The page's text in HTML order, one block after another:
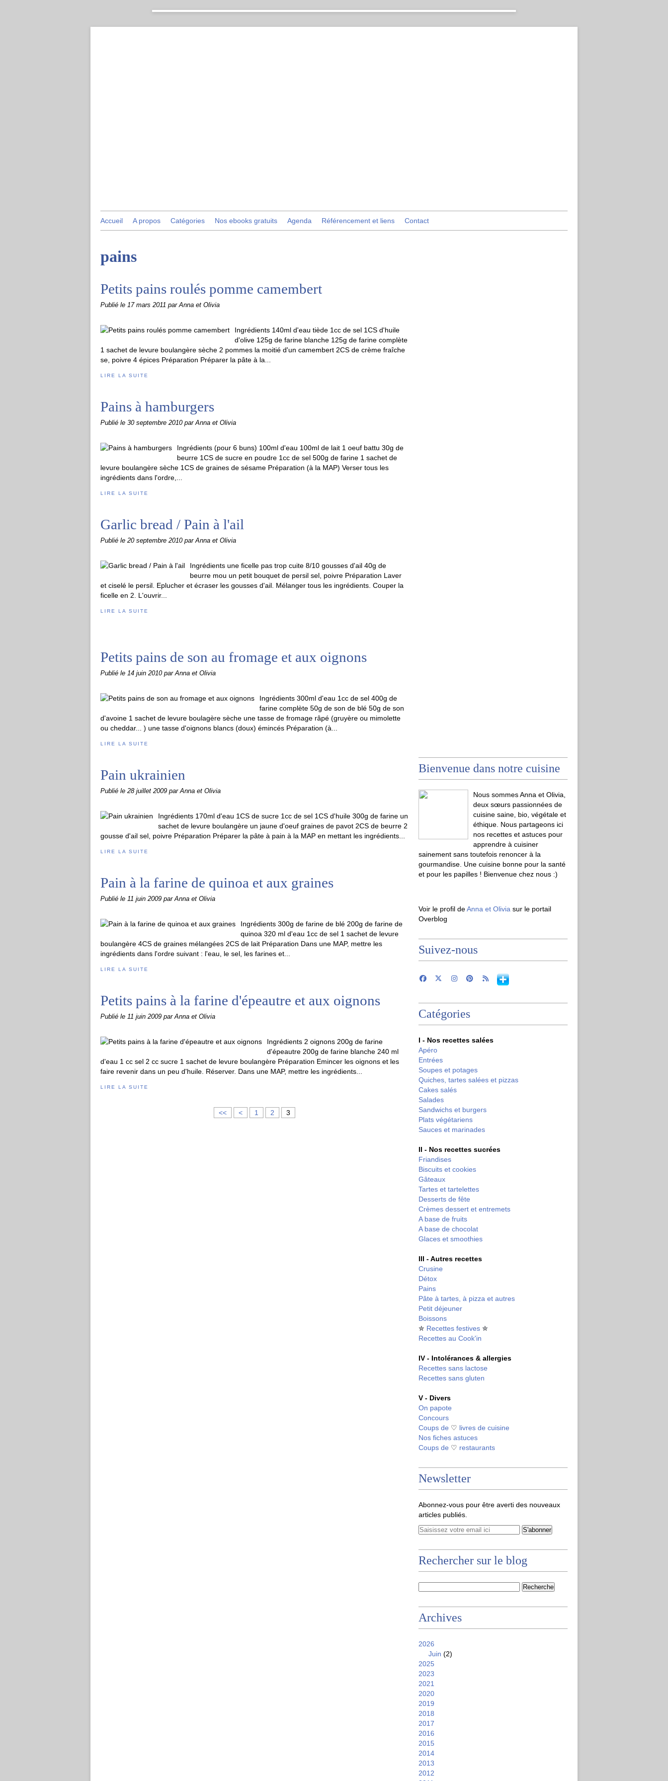
Accueil A propos Catégories Nos ebooks gratuits Agenda Référencement et liens Contact
pains
Petits pains roulés pomme camembert
Publié le 17 mars 2011 par Anna et Olivia
Ingrédients 140ml d'eau tiède 1cc de sel 1CS d'huile
d'olive 125g de farine blanche 125g de farine complète
1 sachet de levure boulangère sèche 2 pommes la moitié d'un camembert 2CS de crème fraîche
se, poivre 4 épices Préparation Préparer la pâte à la...
LIRE LA SUITE
Pains à hamburgers
Publié le 30 septembre 2010 par Anna et Olivia
Ingrédients (pour 6 buns) 100ml d'eau 100ml de lait 1 oeuf battu 30g de
beurre 1CS de sucre en poudre 1cc de sel 500g de farine 1 sachet de
levure boulangère sèche 1CS de graines de sésame Préparation (à la MAP) Verser tous les
ingrédients dans l'ordre,...
LIRE LA SUITE
Garlic bread / Pain à l'ail
Publié le 20 septembre 2010 par Anna et Olivia
Ingrédients une ficelle pas trop cuite 8/10 gousses d'ail 40g de
beurre mou un petit bouquet de persil sel, poivre Préparation Laver
et ciselé le persil. Eplucher et écraser les gousses d'ail. Mélanger tous les ingrédients. Couper la
ficelle en 2. L'ouvrir...
LIRE LA SUITE
Petits pains de son au fromage et aux oignons
Publié le 14 juin 2010 par Anna et Olivia
Ingrédients 300ml d'eau 1cc de sel 400g de
farine complète 50g de son de blé 50g de son
d'avoine 1 sachet de levure boulagère sèche une tasse de fromage râpé (gruyère ou mimolette
ou cheddar... ) une tasse d'oignons blancs (doux) émincés Préparation (à...
LIRE LA SUITE
Pain ukrainien
Publié le 28 juillet 2009 par Anna et Olivia
Ingrédients 170ml d'eau 1CS de sucre 1cc de sel 1CS d'huile 300g de farine un
sachet de levure boulangère un jaune d'oeuf graines de pavot 2CS de beurre 2
gousse d'ail sel, poivre Préparation Préparer la pâte à pain à la MAP en mettant les ingrédients...
LIRE LA SUITE
Pain à la farine de quinoa et aux graines
Publié le 11 juin 2009 par Anna et Olivia
Ingrédients 300g de farine de blé 200g de farine de
quinoa 320 ml d'eau 1cc de sel 1 sachet de levure
boulangère 4CS de graines mélangées 2CS de lait Préparation Dans une MAP, mettre les
ingrédients dans l'ordre suivant : l'eau, le sel, les farines et...
LIRE LA SUITE
Petits pains à la farine d'épeautre et aux oignons
Publié le 11 juin 2009 par Anna et Olivia
Ingrédients 2 oignons 200g de farine
d'épeautre 200g de farine blanche 240 ml
d'eau 1 cc sel 2 cc sucre 1 sachet de levure boulangère Préparation Emincer les oignons et les
faire revenir dans un peu d'huile. Réserver. Dans une MAP, mettre les ingrédients...
LIRE LA SUITE
<< < 1 2 3
Bienvenue dans notre cuisine
Nous sommes Anna et Olivia,
deux sœurs passionnées de
cuisine saine, bio, végétale et
éthique. Nous partageons ici
nos recettes et astuces pour
apprendre à cuisiner
sainement sans toutefois renoncer à la
gourmandise. Une cuisine bonne pour la santé
et pour les papilles ! Bienvenue chez nous :)
Voir le profil deAnna et Olivia sur le portail
Overblog
Suivez-nous
Catégories
I - Nos recettes salées
Apéro
Entrées
Soupes et potages
Quiches, tartes salées et pizzas
Cakes salés
Salades
Sandwichs et burgers
Plats végétariens
Sauces et marinades
II - Nos recettes sucrées
Friandises
Biscuits et cookies
Gâteaux
Tartes et tartelettes
Desserts de fête
Crèmes dessert et entremets
A base de fruits
A base de chocolat
Glaces et smoothies
III - Autres recettes
Crusine
Détox
Pains
Pâte à tartes, à pizza et autres
Petit déjeuner
Boissons
✮ Recettes festives ✮
Recettes au Cook'in
IV - Intolérances & allergies
Recettes sans lactose
Recettes sans gluten
V - Divers
On papote
Concours
Coups de ♡ livres de cuisine
Nos fiches astuces
Coups de ♡ restaurants
Newsletter
Abonnez-vous pour être averti des nouveaux
articles publiés.
Rechercher sur le blog
Archives
2026
Juin (2)
2025
2023
2021
2020
2019
2018
2017
2016
2015
2014
2013
2012